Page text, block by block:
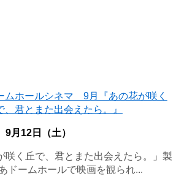
ムホールシネマ 9月『あの花が咲く
、君とまた出会えたら。』
9月12日（土）
咲く丘で、君とまた出会えたら。」製
ドームホールで映画を観られ...